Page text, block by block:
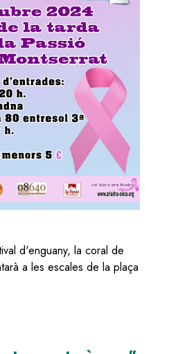
d'enguany, la coral de
a les escales de la plaça